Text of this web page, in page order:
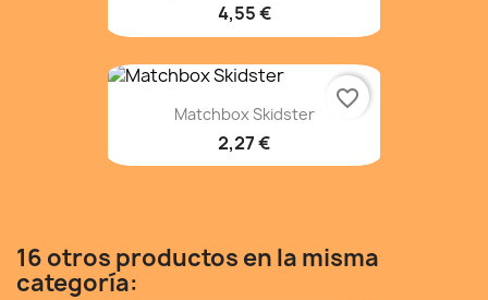
4,55 €
Matchbox Skidster
2,27 €
favorite_border
16 otros productos en la misma
categoría: